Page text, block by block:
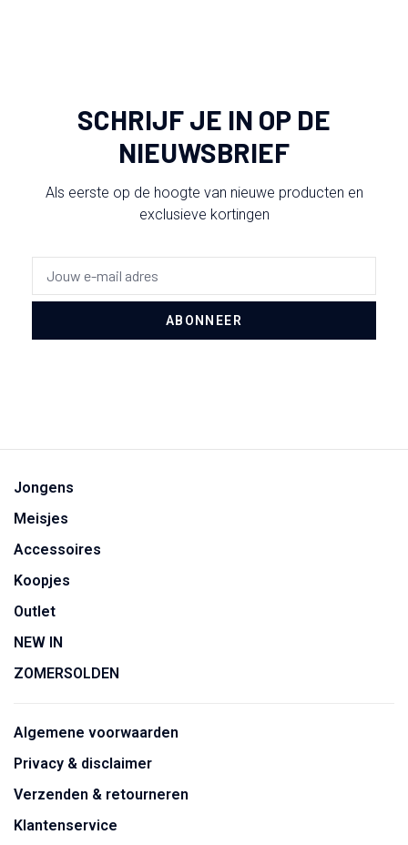
SCHRIJF JE IN OP DE
NIEUWSBRIEF
Als eerste op de hoogte van nieuwe producten en
exclusieve kortingen
ABONNEER
Jongens
Meisjes
Accessoires
Koopjes
Outlet
NEW IN
ZOMERSOLDEN
Algemene voorwaarden
Privacy & disclaimer
Verzenden & retourneren
Klantenservice